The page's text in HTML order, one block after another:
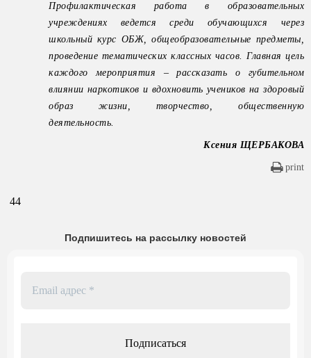
Профилактическая работа в образовательных
учреждениях ведется среди обучающихся через
школьный курс ОБЖ, общеобразовательные предметы,
проведение тематических классных часов. Главная цель
каждого мероприятия – рассказать о губительном
влиянии наркотиков и вдохновить учеников на здоровый
образ жизни, творчество, общественную
деятельность.
Ксения ЩЕРБАКОВА
print
44
Подпишитесь на рассылку новостей